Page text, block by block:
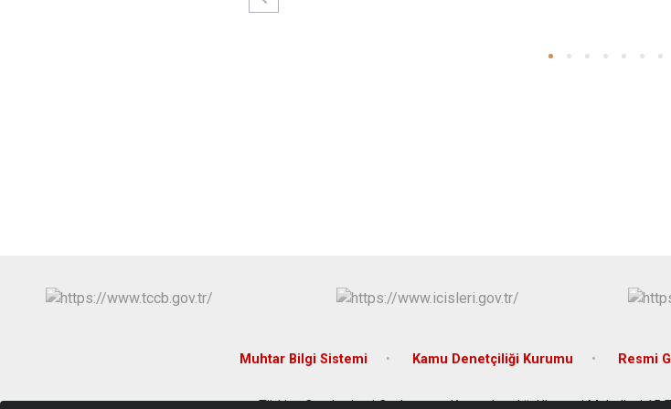
Muhtar Bilgi Sistemi Kamu Denetçiliği Kurumu Resmi
Türkiye Cumhuriyeti Ceylanpınar Kaymakamlığı Ulucami Mahallesi